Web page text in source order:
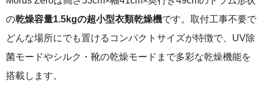
の乾燥容量1.5kgの超小型衣類乾燥機です。取付工事不要で
どんな場所にでも置けるコンパクトサイズが特徴で、UV除
菌モードやシルク・靴の乾燥モードまで多彩な乾燥機能を
搭載します。